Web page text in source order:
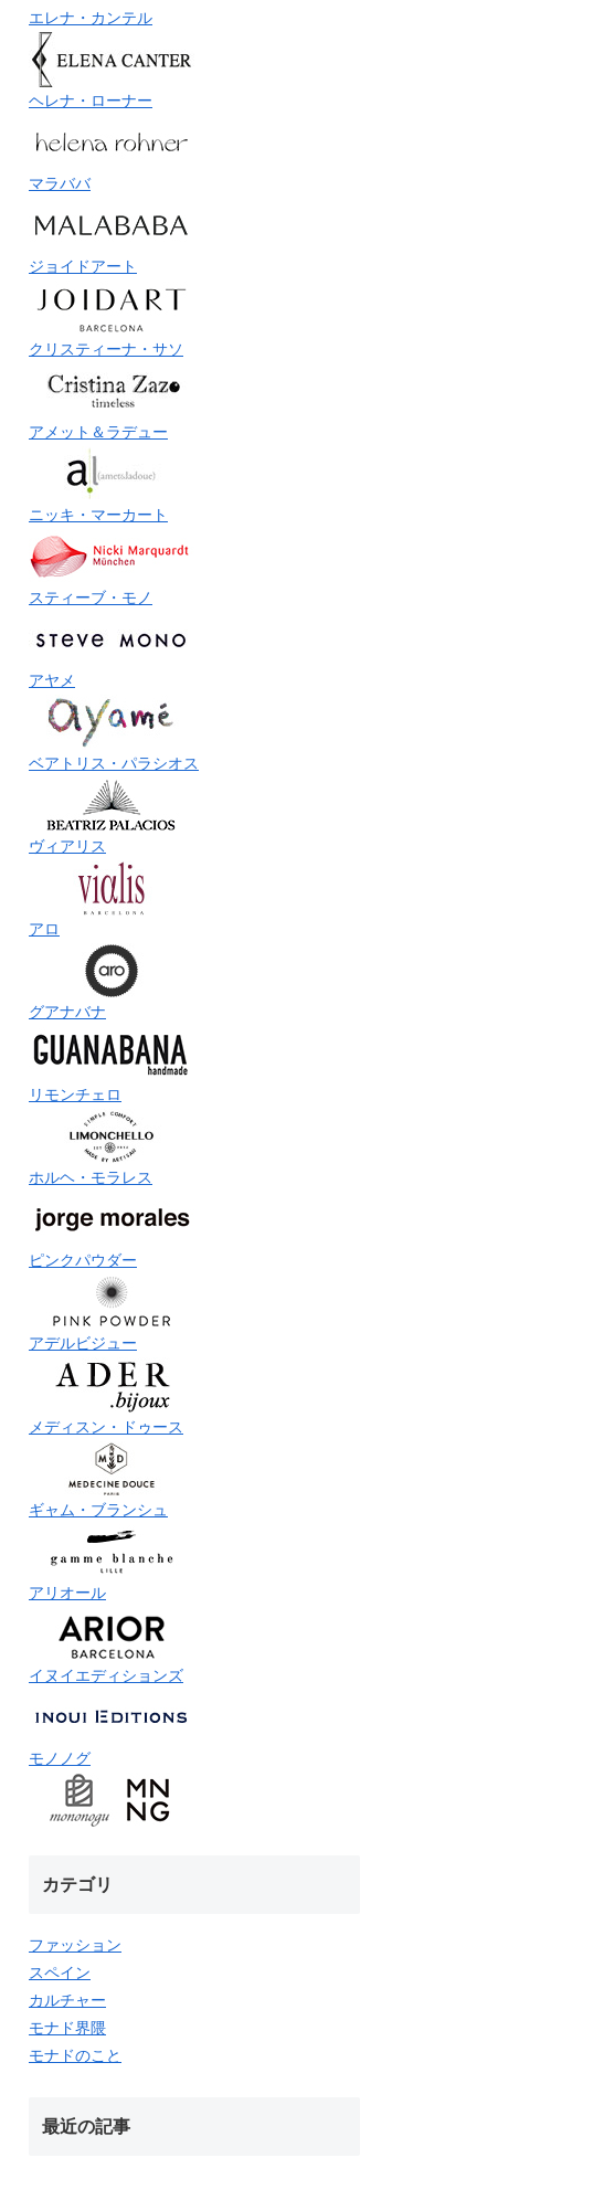
エレナ・カンテル
ヘレナ・ローナー
マラババ
ジョイドアート
クリスティーナ・サソ
アメット＆ラデュー
ニッキ・マーカート
スティーブ・モノ
アヤメ
ベアトリス・パラシオス
ヴィアリス
アロ
グアナバナ
リモンチェロ
ホルヘ・モラレス
ピンクパウダー
アデルビジュー
メディスン・ドゥース
ギャム・ブランシュ
アリオール
イヌイエディションズ
モノノグ
カテゴリ
ファッション
スペイン
カルチャー
モナド界隈
モナドのこと
最近の記事